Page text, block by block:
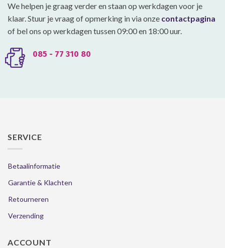
We helpen je graag verder en staan op werkdagen voor je
klaar. Stuur je vraag of opmerking in via onze contactpagina
of bel ons op werkdagen tussen 09:00 en 18:00 uur.
085 - 77 310 80
SERVICE
Betaalinformatie
Garantie & Klachten
Retourneren
Verzending
ACCOUNT